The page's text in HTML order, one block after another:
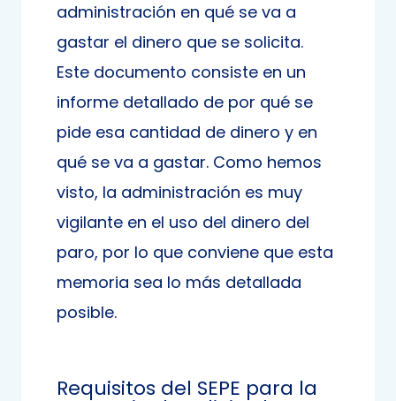
administración en qué se va a
gastar el dinero que se solicita.
Este documento consiste en un
informe detallado de por qué se
pide esa cantidad de dinero y en
qué se va a gastar. Como hemos
visto, la administración es muy
vigilante en el uso del dinero del
paro, por lo que conviene que esta
memoria sea lo más detallada
posible.
Requisitos del SEPE para la